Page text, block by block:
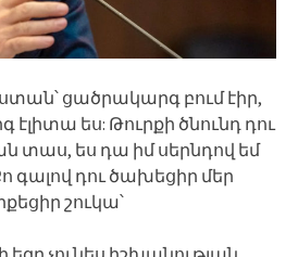
ցածրակարգ բում էիր,
ես: Թուրքի ծնունդ դու
ես դա իմ սերնդով եմ
գալով դու ծախեցիր մեր
շուկա՝